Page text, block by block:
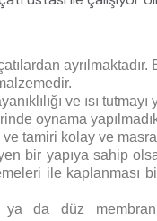
ve ısı tutmayı
oynama
tamiri kolay ve
bir yapıya sahip
ile kaplanması
ya da düz